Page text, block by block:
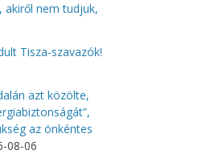
akiről nem tudjuk,
Tisza-szavazók!
azt közölte,
az önkéntes
08-06